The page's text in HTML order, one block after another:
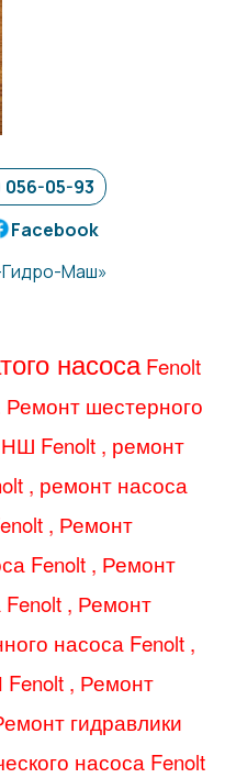
05-93
Facebook
Маш»
насосаFenolt
Ремонт шестерного
НШ Fenolt , ремонт
, ремонт насоса
, Ремонт
Fenolt , Ремонт
Fenolt , Ремонт
насосаFenolt ,
Fenolt , Ремонт
гидравлики
насоса Fenolt